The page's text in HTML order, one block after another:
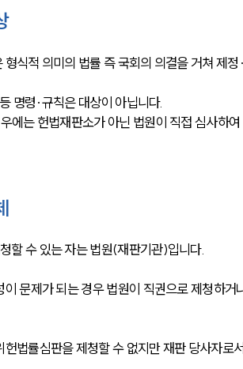
식적 의미의 법률 즉 국회의 의결을 거쳐 제
명령·규칙은 대상이 아닙니다.
에는 헌법재판소가 아닌 법원이 직접 심사하여
할 수 있는 자는 법원(재판기관)입니다.
문제가 되는 경우 법원이 직권으로 제청하
법률심판을 제청할 수 없지만 재판 당사자로